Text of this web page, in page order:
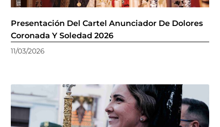
Presentación Del Cartel Anunciador De Dolores
Coronada Y Soledad 2026
11/03/2026